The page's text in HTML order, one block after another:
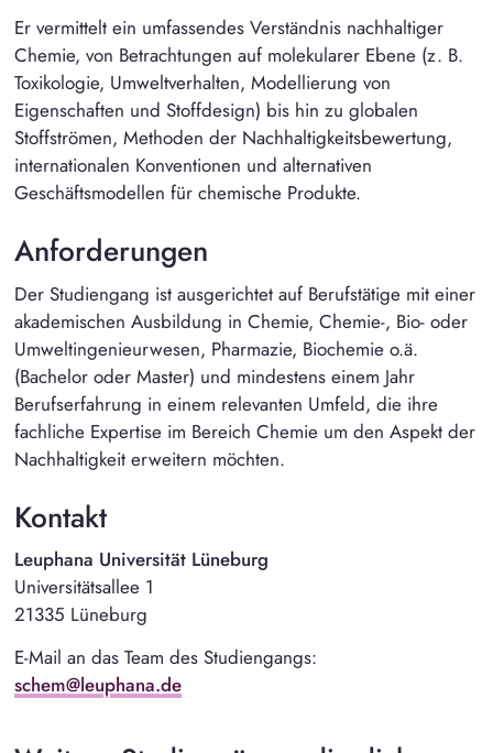
Er vermittelt ein umfassendes Verständnis nachhaltiger
Chemie, von Betrachtungen auf molekularer Ebene (z. B.
Toxikologie, Umweltverhalten, Modellierung von
Eigenschaften und Stoffdesign) bis hin zu globalen
Stoffströmen, Methoden der Nachhaltigkeitsbewertung,
internationalen Konventionen und alternativen
Geschäftsmodellen für chemische Produkte.
Anforderungen
Der Studiengang ist ausgerichtet auf Berufstätige mit einer
akademischen Ausbildung in Chemie, Chemie-, Bio- oder
Umweltingenieurwesen, Pharmazie, Biochemie o.ä.
(Bachelor oder Master) und mindestens einem Jahr
Berufserfahrung in einem relevanten Umfeld, die ihre
fachliche Expertise im Bereich Chemie um den Aspekt der
Nachhaltigkeit erweitern möchten.
Kontakt
Leuphana Universität Lüneburg
Universitätsallee 1
21335 Lüneburg
E-Mail an das Team des Studiengangs:
schem@leuphana.de